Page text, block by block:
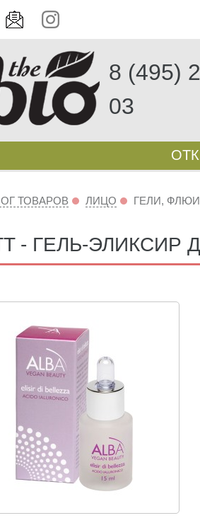
8 (495)
03
ТОВАРОВ ЛИЦО ГЕЛИ,
- ГЕЛЬ-ЭЛИКСИР